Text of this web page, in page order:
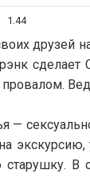
1.44
друзей
—